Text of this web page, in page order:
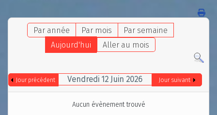
Par année Par mois
Par semaine
Aujourd'hui
Aller au mois
Jour précédent Vendredi 12 Juin 2026 Jour suivant
Aucun évènement trouvé